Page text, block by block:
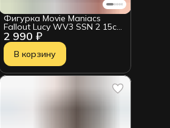
2 990 ₽
Фигурка Movie Maniacs
Fallout Lucy WV3 SSN 2 15см
41283
В корзину